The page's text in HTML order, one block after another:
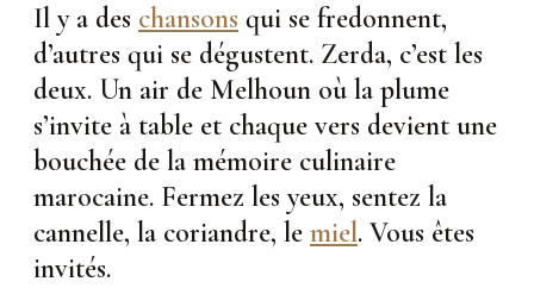
Il y a des chansons qui se fredonnent,
d’autres qui se dégustent. Zerda, c’est les
deux. Un air de Melhoun où la plume
s’invite à table et chaque vers devient une
bouchée de la mémoire culinaire
marocaine. Fermez les yeux, sentez la
cannelle, la coriandre, le miel. Vous êtes
invités.